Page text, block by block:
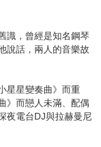
識，曾經是知名鋼琴
說話，兩人的音樂故
星星變奏曲》而重
》而戀人未滿、配偶
夜電台DJ與拉赫曼尼